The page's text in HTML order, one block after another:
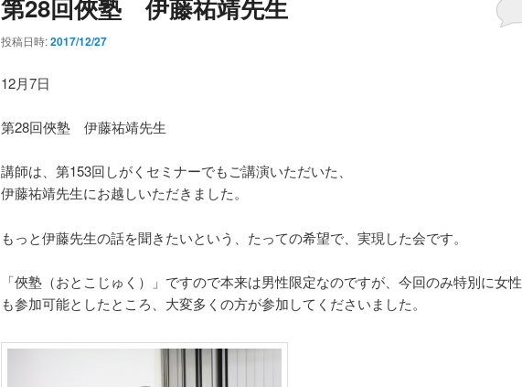
第28回俠塾 伊藤祐靖先生
投稿日時:2017/12/27
12月7日
第28回俠塾 伊藤祐靖先生
講師は、第153回しがくセミナーでもご講演いただいた、
伊藤祐靖先生にお越しいただきました。
もっと伊藤先生の話を聞きたいという、たっての希望で、実現した会です。
「俠塾（おとこじゅく）」ですので本来は男性限定なのですが、今回のみ特別に女性
も参加可能としたところ、大変多くの方が参加してくださいました。